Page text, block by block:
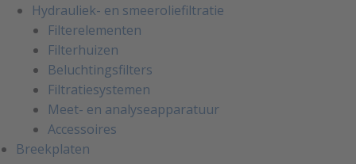
Hydrauliek- en smeeroliefiltratie
Filterelementen
Filterhuizen
Beluchtingsfilters
Filtratiesystemen
Meet- en analyseapparatuur
Accessoires
Breekplaten